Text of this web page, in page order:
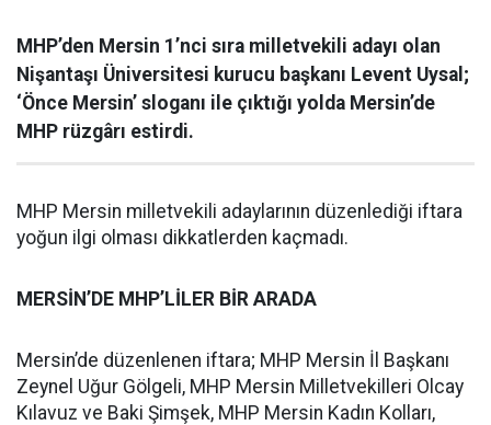
MHP’den Mersin 1’nci sıra milletvekili adayı olan
Nişantaşı Üniversitesi kurucu başkanı Levent Uysal;
‘Önce Mersin’ sloganı ile çıktığı yolda Mersin’de
MHP rüzgârı estirdi.
MHP Mersin milletvekili adaylarının düzenlediği iftara
yoğun ilgi olması dikkatlerden kaçmadı.
MERSİN’DE MHP’LİLER BİR ARADA
Mersin’de düzenlenen iftara; MHP Mersin İl Başkanı
Zeynel Uğur Gölgeli, MHP Mersin Milletvekilleri Olcay
Kılavuz ve Baki Şimşek, MHP Mersin Kadın Kolları,